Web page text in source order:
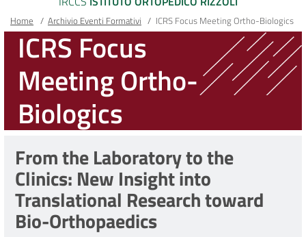
Main container
Briciole
di
pane
Home / Archivio Eventi Formativi / ICRS Focus Meeting Ortho-Biologics
ICRS Focus
Meeting Ortho-
Biologics
From the Laboratory to the
Clinics: New Insight into
Translational Research toward
Bio-Orthopaedics